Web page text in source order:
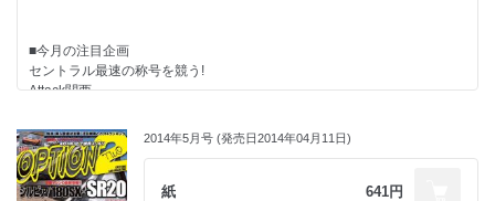
■今月の注目企画
セントラル最速の称号を競う!
Attack関西
最新チューンドが名古屋に集結
Tuning Car World SHOWDOWN
DUNLOP DIREZZA ZⅡ STAR SPEC
2014年5月号 (発売日2014年04月11日)
紙 641円